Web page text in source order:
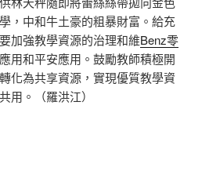
，中和牛土豪的粗暴財富。給充
加強教學資源的治理和維Benz零
用和平安應用。鼓勵教師積極開
化為共享資源，實現優質教學資
用。（羅洪江）